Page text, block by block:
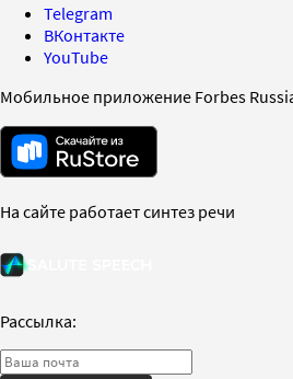
Telegram
ВКонтакте
YouTube
Мобильное приложение Forbes
На сайте работает синтез речи
Рассылка: